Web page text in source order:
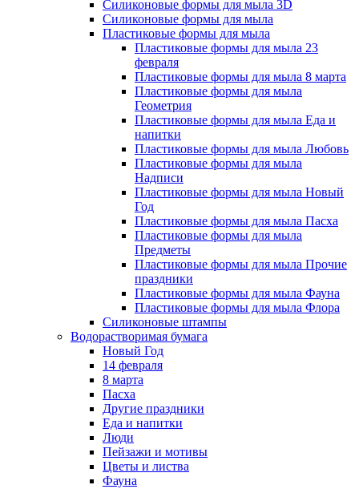
Силиконовые формы для мыла 3D
Силиконовые формы для мыла
Пластиковые формы для мыла
Пластиковые формы для мыла 23
февраля
Пластиковые формы для мыла 8 марта
Пластиковые формы для мыла
Геометрия
Пластиковые формы для мыла Еда и
напитки
Пластиковые формы для мыла Любовь
Пластиковые формы для мыла
Надписи
Пластиковые формы для мыла Новый
Год
Пластиковые формы для мыла Пасха
Пластиковые формы для мыла
Предметы
Пластиковые формы для мыла Прочие
праздники
Пластиковые формы для мыла Фауна
Пластиковые формы для мыла Флора
Силиконовые штампы
Водорастворимая бумага
Новый Год
14 февраля
8 марта
Пасха
Другие праздники
Еда и напитки
Люди
Пейзажи и мотивы
Цветы и листва
Фауна